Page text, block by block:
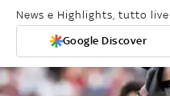
News e Highlights, tutto
Google Discover